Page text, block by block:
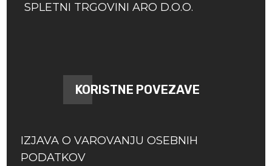
SPLETNI TRGOVINI ARO D.O.O.
KORISTNE POVEZAVE
IZJAVA O VAROVANJU OSEBNIH
PODATKOV